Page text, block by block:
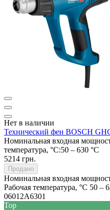
Нет в наличии
Технический фен BOSCH
Номинальная входная
температура, °C:50 – 630 °C
5214 грн.
Продано
Номинальная входная
Рабочая температура, °C 50 –
06012A6301
Top